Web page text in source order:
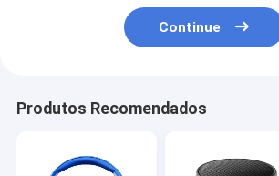
Continue
Produtos Recomendados